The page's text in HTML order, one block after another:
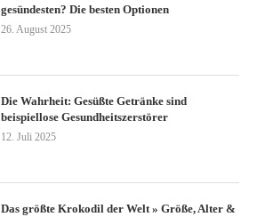
gesündesten? Die besten Optionen
26. August 2025
Die Wahrheit: Gesüßte Getränke sind
beispiellose Gesundheitszerstörer
12. Juli 2025
Das größte Krokodil der Welt » Größe, Alter &